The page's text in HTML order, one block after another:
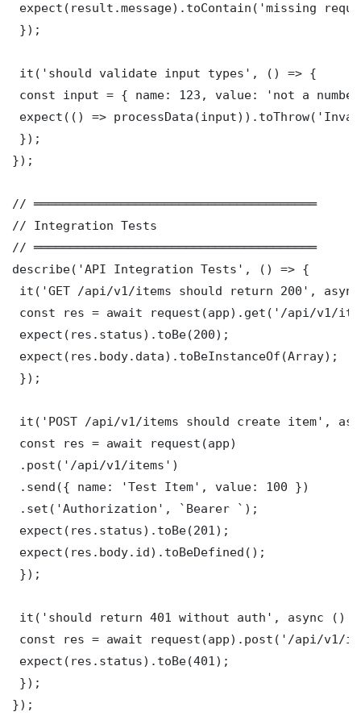
expect(result.message).toContain('missing
});
it('should validate input types', () => {
const input = { name: 123, value: 'not a
expect(() =>
});
});
// ═══════════════════════════════════════
// Integration Tests
// ═══════════════════════════════════════
describe('API Integration Tests', () => {
it('GET /api/v1/items should return 200',
const res = await request(app).get('/api/v1/
expect(res.status).toBe(200);
expect(res.body.data).toBeInstanceOf(Array);
});
it('POST /api/v1/items should create item',
const res = await request(app)
.post('/api/v1/items')
.send({ name: 'Test Item', value: 100 })
.set('Authorization', `Bearer `);
expect(res.status).toBe(201);
expect(res.body.id).toBeDefined();
});
it('should return 401 without auth', async ()
const res = await request(app).post('/api/v1/
expect(res.status).toBe(401);
});
});